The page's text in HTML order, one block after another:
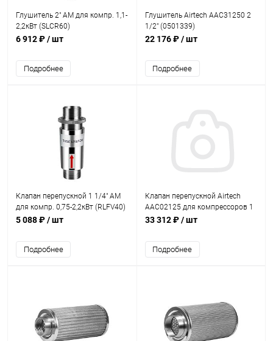
Глушитель 2" AM для компр. 1,1-
2,2кВт (SLCR60)
6 912 ₽/ шт
Подробнее
Глушитель Airtech AAC31250 2
1/2" (0501339)
22 176 ₽/ шт
Подробнее
Клапан перепускной 1 1/4" AM
для компр. 0,75-2,2кВт (RLFV40)
5 088 ₽/ шт
Подробнее
Клапан перепускной Airtech
AAC02125 для компрессоров 1
1/4" (0501227)
33 312 ₽/ шт
Подробнее